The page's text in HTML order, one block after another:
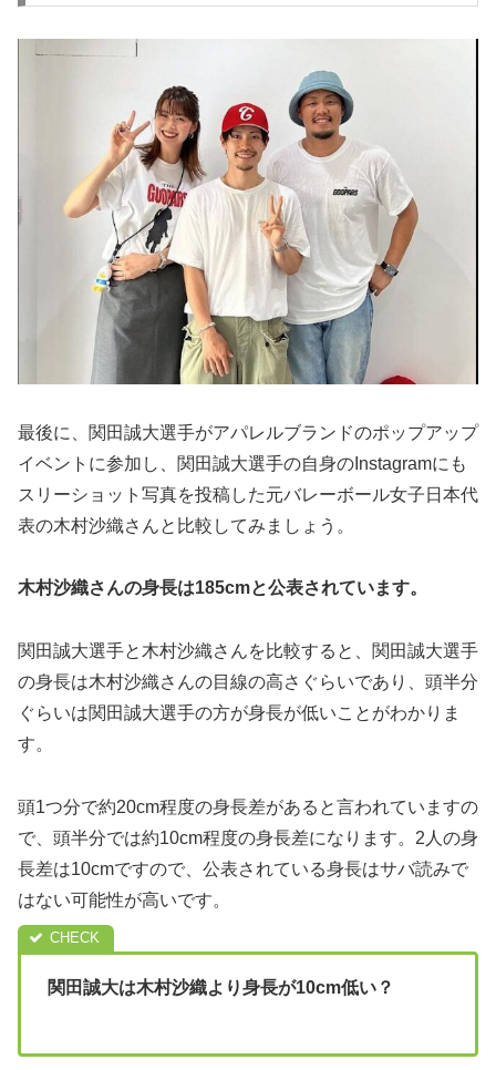
最後に、関田誠大選手がアパレルブランドのポップアップ
イベントに参加し、関田誠大選手の自身のInstagramにも
スリーショット写真を投稿した元バレーボール女子日本代
表の木村沙織さんと比較してみましょう。
木村沙織さんの身長は185cmと公表されています。
関田誠大選手と木村沙織さんを比較すると、関田誠大選手
の身長は木村沙織さんの目線の高さぐらいであり、頭半分
ぐらいは関田誠大選手の方が身長が低いことがわかりま
す。
頭1つ分で約20cm程度の身長差があると言われていますの
で、頭半分では約10cm程度の身長差になります。2人の身
長差は10cmですので、公表されている身長はサバ読みで
はない可能性が高いです。
関田誠大は木村沙織より身長が10cm低い ？